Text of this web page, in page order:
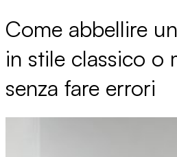
Come abbellire
in stile classico o
senza fare errori